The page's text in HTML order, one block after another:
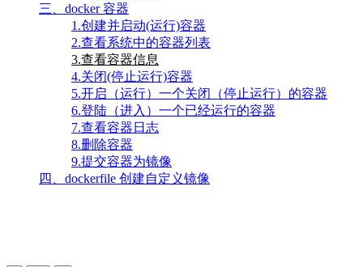
三、docker 容器
1.创建并启动(运行)容器
2.查看系统中的容器列表
3.查看容器信息
4.关闭(停止运行)容器
5.开启（运行）一个关闭（停止运行）的容器
6.登陆（进入）一个已经运行的容器
7.查看容器日志
8.删除容器
9.提交容器为镜像
四、dockerfile 创建自定义镜像